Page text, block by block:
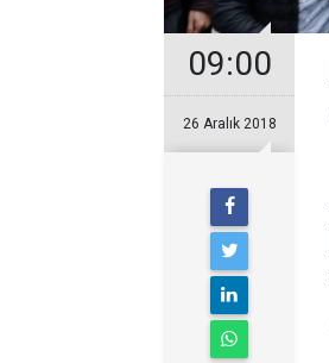
09:00
26 Aralık 2018